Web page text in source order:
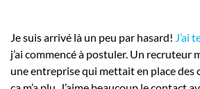
Je suis arrivé là un peu par hasard! J’ai
j’ai commencé à postuler. Un recruteur
une entreprise qui mettait en place des